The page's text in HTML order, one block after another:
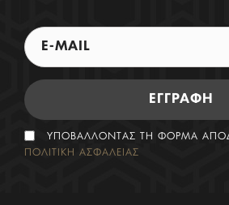
ΕΓΓΡΑΦΗ
ΥΠΟΒΑΛΛΟΝΤΑΣ ΤΗ ΦΟΡΜΑ
ΠΟΛΙΤΙΚΗ ΑΣΦΑΛΕΙΑΣ